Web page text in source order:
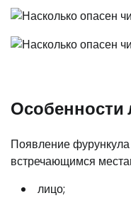
Особенности
Появление
встречающимся
лицо;